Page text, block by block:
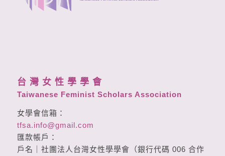
台 灣 女 性 學 學 會
Taiwanese Feminist Scholars Association
女學會信箱：
tfsa.info@gmail.com
匯款帳戶：
戶名｜社團法人台灣女性學學會（銀行代碼 006 合作